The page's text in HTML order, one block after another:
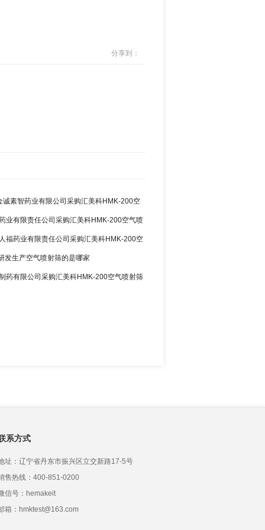
分享到：
诚素智药业有限公司采购汇美科HMK-200空
业有限责任公司采购汇美科HMK-200空气喷
福药业有限责任公司采购汇美科HMK-200空
发生产空气喷射筛的是哪家
药有限公司采购汇美科HMK-200空气喷射筛
系方式
址：辽宁省丹东市振兴区立交新路17-5号
售热线：400-851-0200
信号：hemakeit
箱：hmktest@163.com